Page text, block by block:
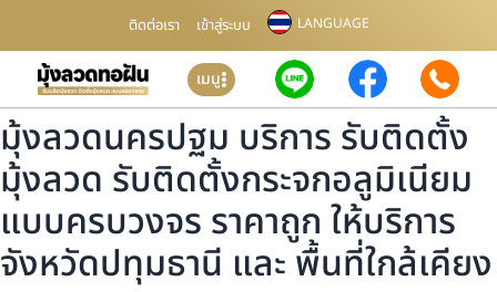
ติดต่อเรา เข้าสู่ระบบ LANGUAGE
เมนู
มุ้งลวดนครปฐม บริการ รับติดตั้ง
มุ้งลวด รับติดตั้งกระจกอลูมิเนียม
แบบครบวงจร ราคาถูก ให้บริการ
จังหวัดปทุมธานี และ พื้นที่ใกล้เคียง